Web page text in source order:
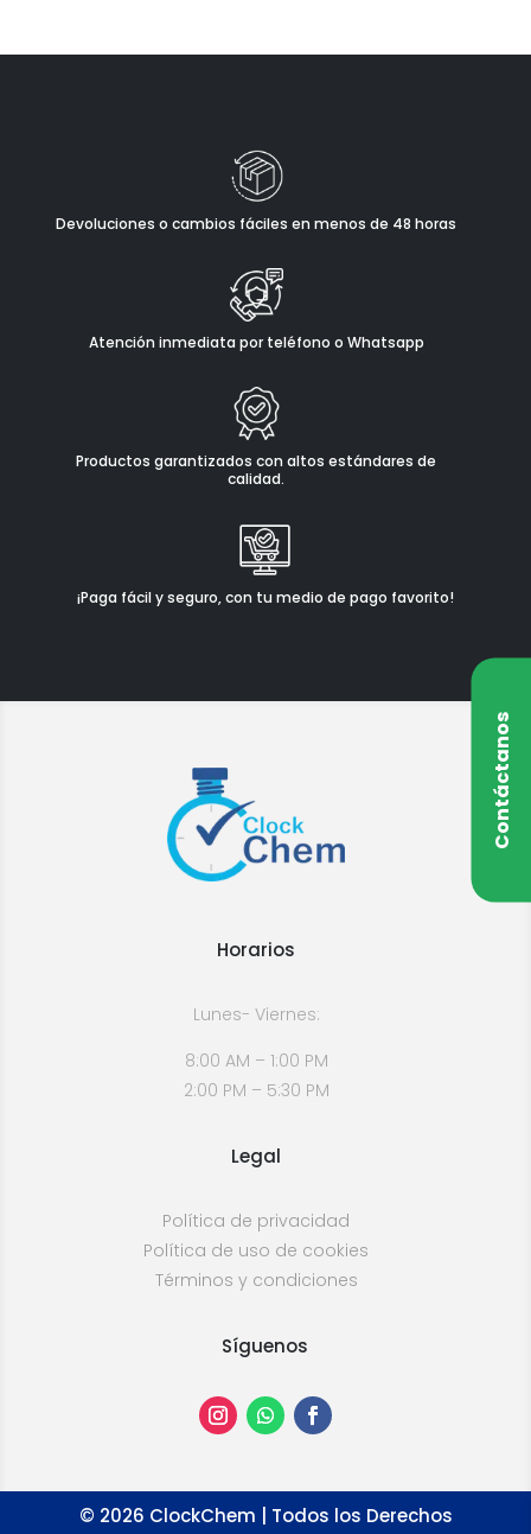
Devoluciones o cambios fáciles en menos de 48 horas
Atención inmediata por teléfono o Whatsapp
Productos garantizados con altos estándares de
calidad.
¡Paga fácil y seguro, con tu medio de pago favorito!
Contáctanos
Horarios
Lunes- Viernes:
8:00 AM – 1:00 PM
2:00 PM – 5:30 PM
Legal
Política de privacidad
Política de uso de cookies
Términos y condiciones
Síguenos
© 2026 ClockChem | Todos los Derechos